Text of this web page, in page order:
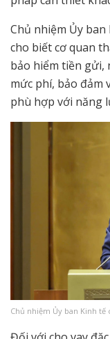
Chủ nhiệm Ủy ban
cho biết cơ quan
bảo hiểm tiền gửi,
mức phí, bảo đảm
phù hợp với năng
Chủ nhiệm Ủy ban Kinh tế